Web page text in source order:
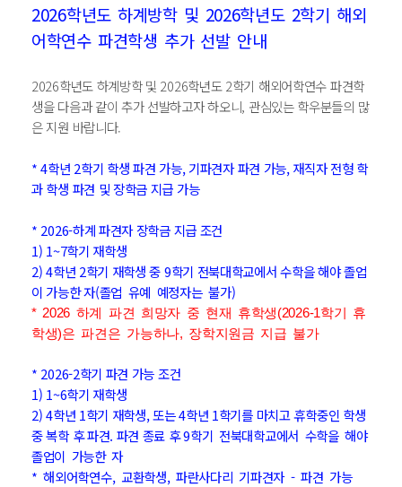
2026학년도 하계방학 및 2026학년도 2학기 해외
어학연수 파견학생 추가 선발 안내
2026학년도 하계방학 및 2026학년도 2학기 해외어학연수 파견학
생을 다음과 같이 추가 선발하고자 하오니, 관심있는 학우분들의 많
은 지원 바랍니다.
*4학년 2학기 학생 파견 가능, 기파견자 파견 가능, 재직자 전형 학
과 학생 파견 및 장학금 지급 가능
* 2026-하계 파견자 장학금 지급 조건
1) 1~7학기 재학생
2) 4학년 2학기 재학생 중 9학기 전북대학교에서 수학을 해야 졸업
이 가능한 자(졸업 유예 예정자는 불가)
* 2026 하계 파견 희망자 중 현재 휴학생(2026-1학기 휴
학생)은 파견은 가능하나, 장학지원금 지급 불가
* 2026-2학기 파견 가능 조건
1) 1~6학기 재학생
2) 4학년 1학기 재학생, 또는 4학년 1학기를 마치고 휴학중인 학생
중 복학 후 파견. 파견 종료 후9학기 전북대학교에서 수학을 해야
졸업이 가능한 자
* 해외어학연수, 교환학생, 파란사다리 기파견자 - 파견 가능